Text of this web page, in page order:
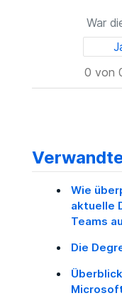
War
0 von
Wie
aktuelle
Teams
Die